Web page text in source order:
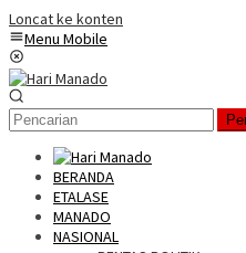
Loncat ke konten
Menu Mobile
BERANDA
ETALASE
MANADO
NASIONAL